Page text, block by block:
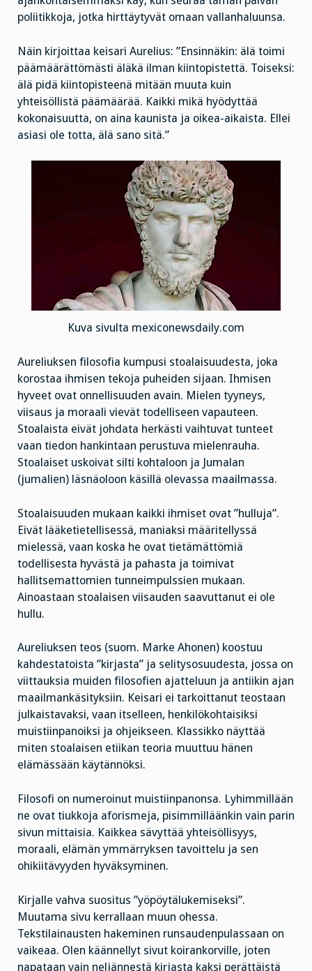
poliitikkoja, jotka hirttäytyvät omaan vallanhaluunsa.
Näin kirjoittaa keisari Aurelius: ”Ensinnäkin: älä toimi
päämäärättömästi äläkä ilman kiintopistettä. Toiseksi:
älä pidä kiintopisteenä mitään muuta kuin
yhteisöllistä päämäärää. Kaikki mikä hyödyttää
kokonaisuutta, on aina kaunista ja oikea-aikaista. Ellei
asiasi ole totta, älä sano sitä.”
Kuva sivulta mexiconewsdaily.com
Aureliuksen filosofia kumpusi stoalaisuudesta, joka
korostaa ihmisen tekoja puheiden sijaan. Ihmisen
hyveet ovat onnellisuuden avain. Mielen tyyneys,
viisaus ja moraali vievät todelliseen vapauteen.
Stoalaista eivät johdata herkästi vaihtuvat tunteet
vaan tiedon hankintaan perustuva mielenrauha.
Stoalaiset uskoivat silti kohtaloon ja Jumalan
(jumalien) läsnäoloon käsillä olevassa maailmassa.
Stoalaisuuden mukaan kaikki ihmiset ovat ”hulluja”.
Eivät lääketietellisessä, maniaksi määritellyssä
mielessä, vaan koska he ovat tietämättömiä
todellisesta hyvästä ja pahasta ja toimivat
hallitsemattomien tunneimpulssien mukaan.
Ainoastaan stoalaisen viisauden saavuttanut ei ole
hullu.
Aureliuksen teos (suom. Marke Ahonen) koostuu
kahdestatoista ”kirjasta” ja selitysosuudesta, jossa on
viittauksia muiden filosofien ajatteluun ja antiikin ajan
maailmankäsityksiin. Keisari ei tarkoittanut teostaan
julkaistavaksi, vaan itselleen, henkilökohtaisiksi
muistiinpanoiksi ja ohjeikseen. Klassikko näyttää
miten stoalaisen etiikan teoria muuttuu hänen
elämässään käytännöksi.
Filosofi on numeroinut muistiinpanonsa. Lyhimmillään
ne ovat tiukkoja aforismeja, pisimmilläänkin vain parin
sivun mittaisia. Kaikkea sävyttää yhteisöllisyys,
moraali, elämän ymmärryksen tavoittelu ja sen
ohikiitävyyden hyväksyminen.
Kirjalle vahva suositus ”yöpöytälukemiseksi”.
Muutama sivu kerrallaan muun ohessa.
Tekstilainausten hakeminen runsaudenpulassaan on
vaikeaa. Olen käännellyt sivut koirankorville, joten
napataan vain neljännestä kirjasta kaksi perättäistä